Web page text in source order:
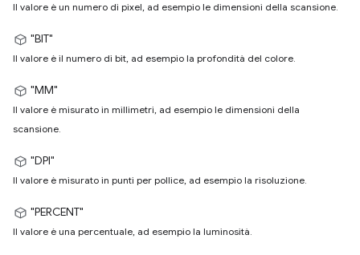
Il valore è un numero di pixel, ad esempio le dimensioni della scansione.
"BIT"
Il valore è il numero di bit, ad esempio la profondità del colore.
"MM"
Il valore è misurato in millimetri, ad esempio le dimensioni della
scansione.
"DPI"
Il valore è misurato in punti per pollice, ad esempio la risoluzione.
"PERCENT"
Il valore è una percentuale, ad esempio la luminosità.